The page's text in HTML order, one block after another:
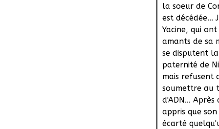
la soeur de
est décédée...
Yacine, qui
amants de sa
se disputent la
paternité de
mais refusent
soumettre au
d'ADN... Après
appris que
écarté